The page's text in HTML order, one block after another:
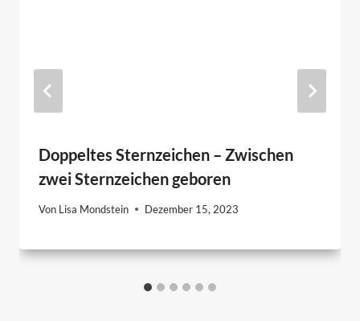
Doppeltes Sternzeichen – Zwischen
zwei Sternzeichen geboren
Von Lisa Mondstein Dezember 15, 2023